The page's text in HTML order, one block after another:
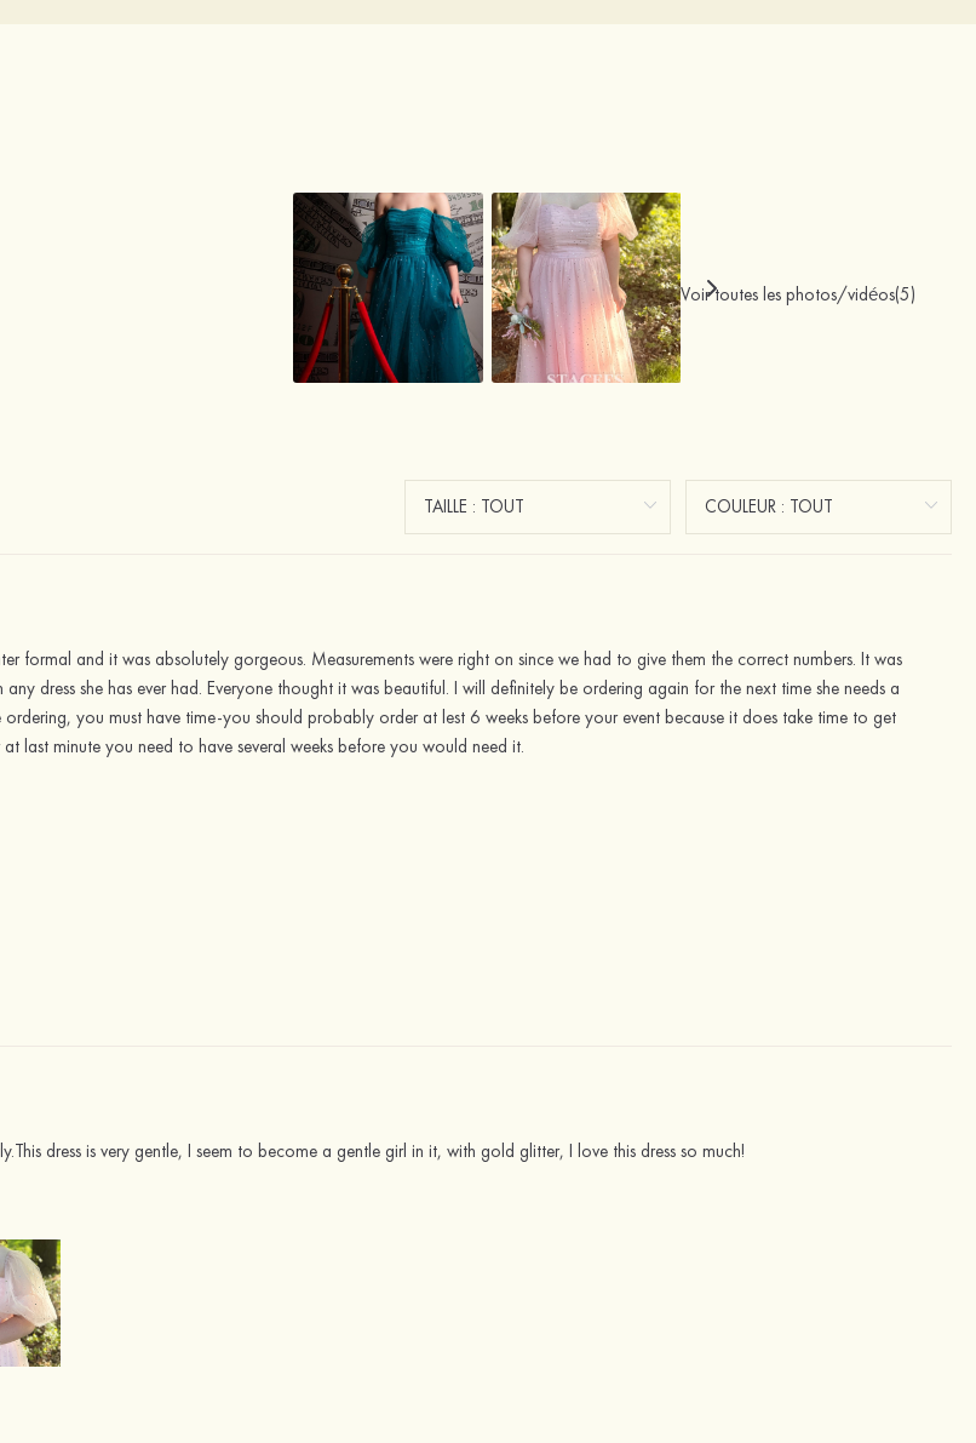
Voir toutes les photos/vidéos(5)
formal and it was absolutely gorgeous. Measurements were right on since we had to give them the correct numbers. It was
dress she has ever had. Everyone thought it was beautiful. I will definitely be ordering again for the next time she needs a
ordering, you must have time-you should probably order at lest 6 weeks before your event because it does take time to get
last minute you need to have several weeks before you would need it.
dress is very gentle, I seem to become a gentle girl in it, with gold glitter, I love this dress so much!